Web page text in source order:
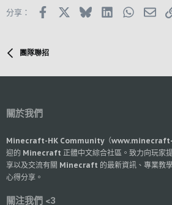
分享： FacebookX (Twitter)
BlueskyLinkedIn 郵件
團隊聯招
關於我們
Minecraft-HK Community（www.minecraft-
迎的 Minecraft 正體中文綜合社區。致力向玩家
享以及交流有關 Minecraft 的最新資訊、專業教
心得分享。
關注我們 <3